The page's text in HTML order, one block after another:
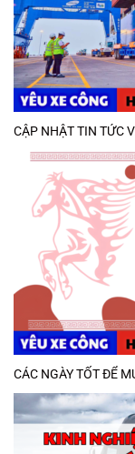
CẬP NHẬT TIN TỨC
CÁC NGÀY TỐT ĐỂ